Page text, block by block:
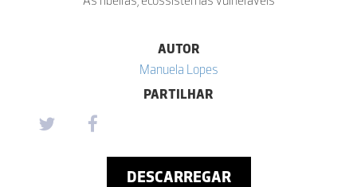
AUTOR
Manuela Lopes
PARTILHAR
DESCARREGAR